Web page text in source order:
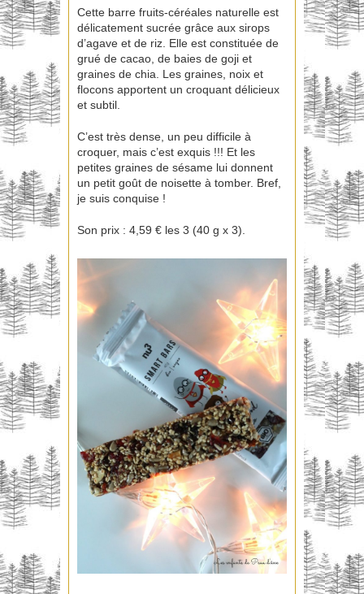
Cette barre fruits-céréales naturelle est
délicatement sucrée grâce aux sirops
d’agave et de riz. Elle est constituée de
grué de cacao, de baies de goji et
graines de chia. Les graines, noix et
flocons apportent un croquant délicieux
et subtil.
C’est très dense, un peu difficile à
croquer, mais c’est exquis !!! Et les
petites graines de sésame lui donnent
un petit goût de noisette à tomber. Bref,
je suis conquise !
Son prix : 4,59 € les 3 (40 g x 3).